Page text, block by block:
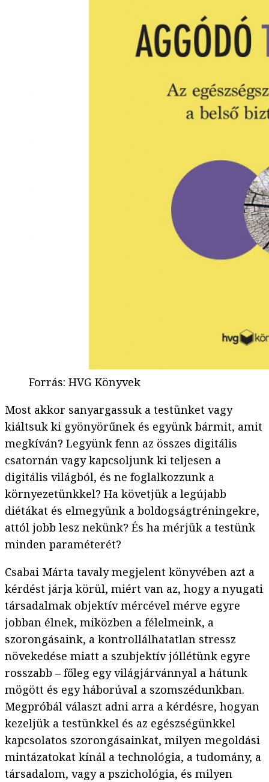
Forrás: HVG Könyvek
Most akkor sanyargassuk a testünket vagy
kiáltsuk ki gyönyörűnek és együnk bármit, amit
megkíván? Legyünk fenn az összes digitális
csatornán vagy kapcsoljunk ki teljesen a
digitális világból, és ne foglalkozzunk a
környezetünkkel? Ha követjük a legújabb
diétákat és elmegyünk a boldogságtréningekre,
attól jobb lesz nekünk? És ha mérjük a testünk
minden paraméterét?
Csabai Márta tavaly megjelent könyvében azt a
kérdést járja körül, miért van az, hogy a nyugati
társadalmak objektív mércével mérve egyre
jobban élnek, miközben a félelmeink, a
szorongásaink, a kontrollálhatatlan stressz
növekedése miatt a szubjektív jóllétünk egyre
rosszabb – főleg egy világjárvánnyal a hátunk
mögött és egy háborúval a szomszédunkban.
Megpróbál választ adni arra a kérdésre, hogyan
kezeljük a testünkkel és az egészségünkkel
kapcsolatos szorongásainkat, milyen megoldási
mintázatokat kínál a technológia, a tudomány, a
társadalom, vagy a pszichológia, és milyen